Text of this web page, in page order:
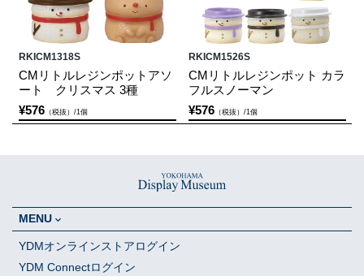
RKICM1318S
CMリトルレジンポットアソ
ート クリスマス 3種
¥576（税抜）/1個
RKICM1526S
CMリトルレジンポット カラ
フルスノーマン
¥576（税抜）/1個
MENU
YDMオンラインストアログイン
YDM Connectログイン